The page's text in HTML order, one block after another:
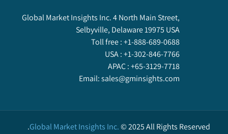
Global Market Insights Inc. 4 North Main Street,
Selbyville, Delaware 19975 USA
Toll free :+1-888-689-0688
USA :+1-302-846-7766
APAC :+65-3129-7718
Email:sales@gminsights.com
Global Market Insights Inc.©2025All Rights Reserved.